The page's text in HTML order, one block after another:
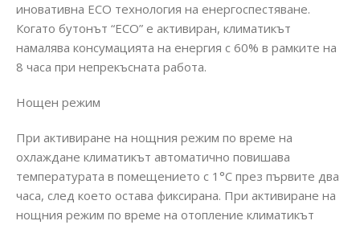
иновативна ECO технология на енергоспестяване.
Когато бутонът “ECO” е активиран, климатикът
намалява консумацията на енергия с 60% в рамките на
8 часа при непрекъсната работа.
Нощен режим
При активиране на нощния режим по време на
охлаждане климатикът автоматично повишава
температурата в помещението с 1°C през първите два
часа, след което остава фиксирана. При активиране на
нощния режим по време на отопление климатикът